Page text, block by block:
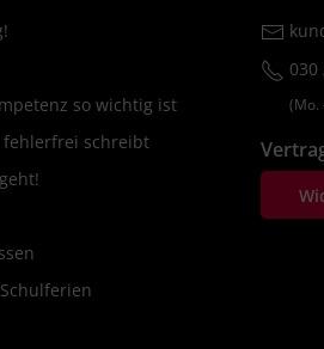
so wichtig ist
fehlerfrei schreibt
030
(Mo. ‐